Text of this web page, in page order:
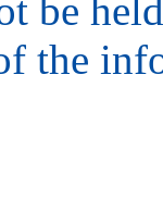
be
the